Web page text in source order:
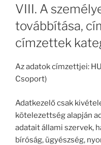
VIII. A
továbbítása,
címzettek
Az adatok címzettjei:
Csoport)
Adatkezelő csak
kötelezettség alapján
adatait állami szervek,
bíróság, ügyészség,